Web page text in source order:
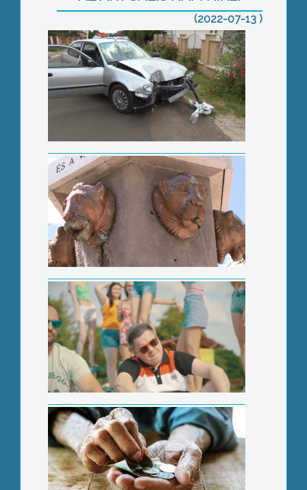
(2022-07-13 )
Rendszeresen tisztítják az ivókutakat
Mediterrán irodalomról zenélnek a
könyvtárosok
Érkeznek az emelt összegű nyugdíjak
A legjobbak között a Mátrai Erőmű
Buvárklub versenyzői